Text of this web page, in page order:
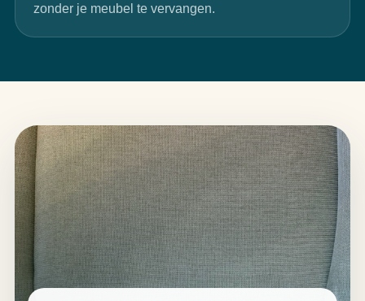
zonder je meubel te vervangen.